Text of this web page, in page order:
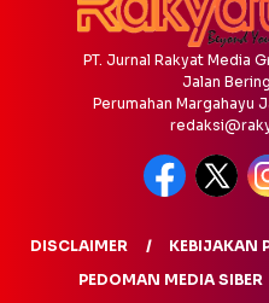
PT. Jurnal Rakyat Media
Jalan
Perumahan Margahayu
DISCLAIMER KEBIJAKAN
PEDOMAN MEDIA SIBER